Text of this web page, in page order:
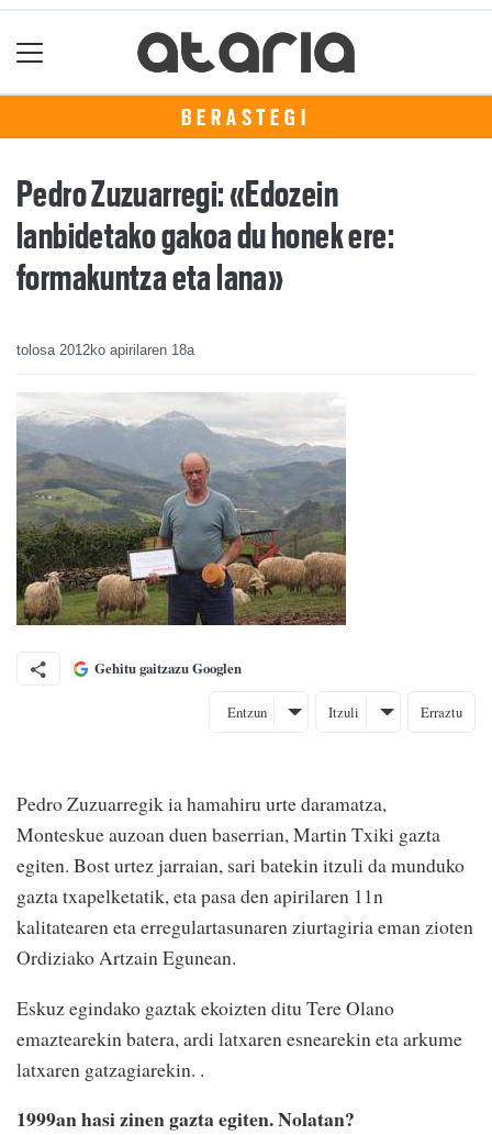
BERASTEGI
Pedro Zuzuarregi: «Edozein
lanbidetako gakoa du honek ere:
formakuntza eta lana»
tolosa 2012ko apirilaren 18a
Gehitu gaitzazu Googlen
Entzun Itzuli Erraztu
Pedro Zuzuarregik ia hamahiru urte daramatza,
Monteskue auzoan duen baserrian, Martin Txiki gazta
egiten. Bost urtez jarraian, sari batekin itzuli da munduko
gazta txapelketatik, eta pasa den apirilaren 11n
kalitatearen eta erregulartasunaren ziurtagiria eman zioten
Ordiziako Artzain Egunean.
Eskuz egindako gaztak ekoizten ditu Tere Olano
emaztearekin batera, ardi latxaren esnearekin eta arkume
latxaren gatzagiarekin. .
1999an hasi zinen gazta egiten. Nolatan?